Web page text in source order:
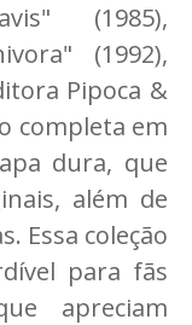
(1985),
(1992),
Pipoca &
completa em
dura, que
além de
Essa coleção
para fãs
apreciam